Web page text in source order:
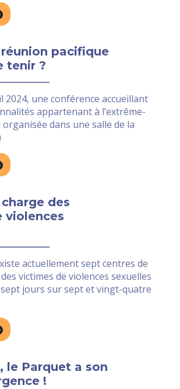
pacifique
tenir ?
2024, une conférence accueillant
appartenant à l’extrême-
dans une salle de la
des
violences
actuellement sept centres de
victimes de violences sexuelles
sept jours sur sept et vingt-quatre
le Parquet a son
!